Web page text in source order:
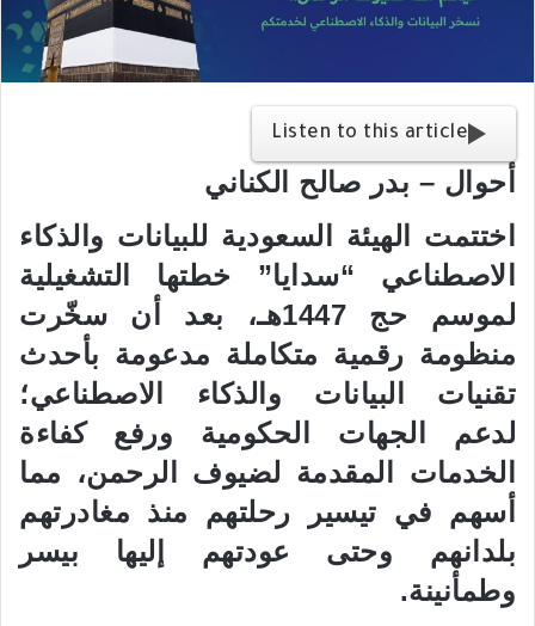
إ
ك
ر
و
ا
Listen to this article
أحوال – بدر صالح الكناني
اختتمت الهيئة السعودية للبيانات والذكاء
الاصطناعي “سدايا” خطتها التشغيلية
لموسم حج 1447هـ، بعد أن سخّرت
منظومة رقمية متكاملة مدعومة بأحدث
تقنيات البيانات والذكاء الاصطناعي؛
لدعم الجهات الحكومية ورفع كفاءة
الخدمات المقدمة لضيوف الرحمن، مما
أسهم في تيسير رحلتهم منذ مغادرتهم
بلدانهم وحتى عودتهم إليها بيسر
وطمأنينة.